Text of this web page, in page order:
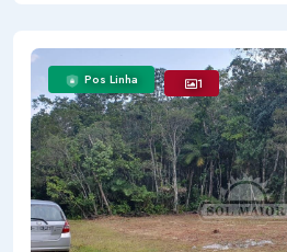
Pos Linha 1